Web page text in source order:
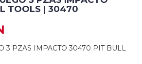
TOOLS | 30470
3 PZAS IMPACTO 30470 PIT BULL